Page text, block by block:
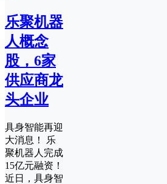
乐聚机器
人概念
股，6家
供应商龙
头企业
具身智能再迎
大消息！ 乐
聚机器人完成
15亿元融资！
近日，具身智